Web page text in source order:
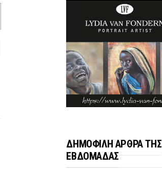
ΔΗΜΟΦΙΛΗ ΑΡΘΡΑ ΤΗΣ
ΕΒΔΟΜΑΔΑΣ